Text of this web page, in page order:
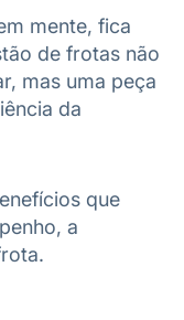
mente, fica
de frotas não
mas uma peça
da
que
a